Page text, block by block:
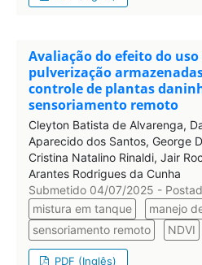
Avaliação do efeito do uso
pulverização
controle de plantas
sensoriamento remoto
Cleyton Batista de Alvarenga,
Aparecido dos Santos, George
Cristina Natalino Rinaldi, Jair
Arantes Rodrigues da Cunha
Submetido 04/07/2025 -
mistura em tanque
manejo
sensoriamento remoto
NDVI
PDF (Inglês)